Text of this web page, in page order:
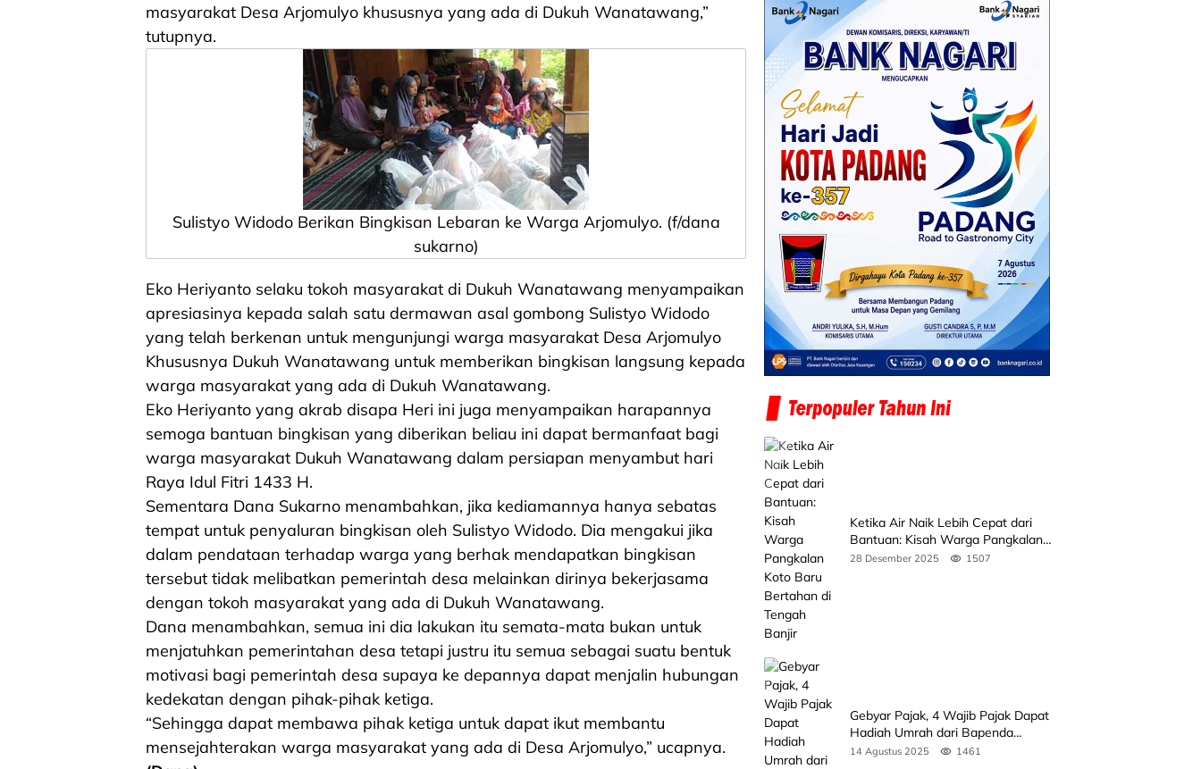
masyarakat Desa Arjomulyo khususnya yang ada di Dukuh Wanatawang,”
tutupnya.
Sulistyo Widodo Berikan Bingkisan Lebaran ke Warga Arjomulyo. (f/dana
sukarno)
Eko Heriyanto selaku tokoh masyarakat di Dukuh Wanatawang menyampaikan
apresiasinya kepada salah satu dermawan asal gombong Sulistyo Widodo
yang telah berkenan untuk mengunjungi warga masyarakat Desa Arjomulyo
Khususnya Dukuh Wanatawang untuk memberikan bingkisan langsung kepada
warga masyarakat yang ada di Dukuh Wanatawang.
Eko Heriyanto yang akrab disapa Heri ini juga menyampaikan harapannya
semoga bantuan bingkisan yang diberikan beliau ini dapat bermanfaat bagi
warga masyarakat Dukuh Wanatawang dalam persiapan menyambut hari
Raya Idul Fitri 1433 H.
Sementara Dana Sukarno menambahkan, jika kediamannya hanya sebatas
tempat untuk penyaluran bingkisan oleh Sulistyo Widodo. Dia mengakui jika
dalam pendataan terhadap warga yang berhak mendapatkan bingkisan
tersebut tidak melibatkan pemerintah desa melainkan dirinya bekerjasama
dengan tokoh masyarakat yang ada di Dukuh Wanatawang.
Dana menambahkan, semua ini dia lakukan itu semata-mata bukan untuk
menjatuhkan pemerintahan desa tetapi justru itu semua sebagai suatu bentuk
motivasi bagi pemerintah desa supaya ke depannya dapat menjalin hubungan
kedekatan dengan pihak-pihak ketiga.
“Sehingga dapat membawa pihak ketiga untuk dapat ikut membantu
mensejahterakan warga masyarakat yang ada di Desa Arjomulyo,” ucapnya.
Ketika Air Naik Lebih Cepat dari
Bantuan: Kisah Warga Pangkalan
Koto Baru Bertahan di Tengah
28 Desember 2025 1507
Gebyar Pajak, 4 Wajib Pajak Dapat
Hadiah Umrah dari Bapenda
Sumbar
14 Agustus 2025 1461